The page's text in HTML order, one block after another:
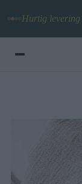
Hurtig levering